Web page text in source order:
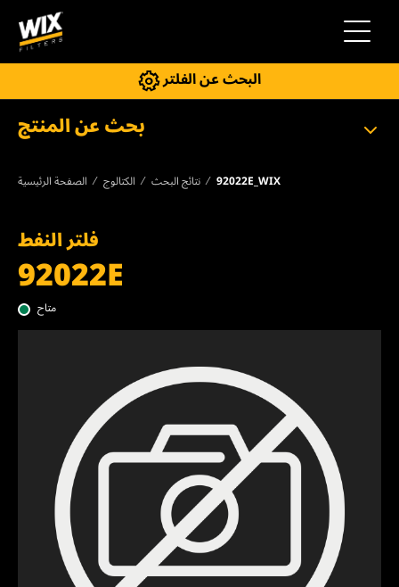
التنقل
البحث عن الفلتر
بحث عن المنتج
الصفحة الرئيسية الكتالوج نتائج البحث 92022E_WIX
فلتر النفط
92022E
متاح